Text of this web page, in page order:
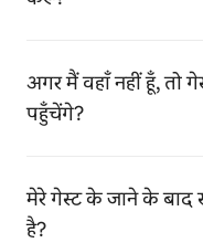
अगर मैं वहाँ नहीं हूँ, तो
पहुँचेंगे?
मेरे गेस्ट के जाने के बाद
है?